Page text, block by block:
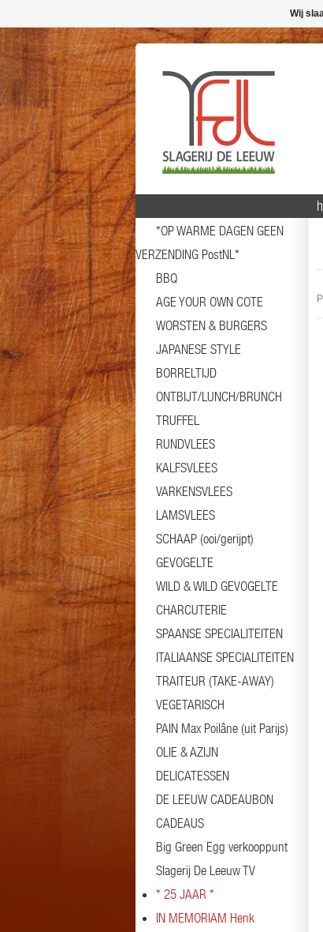
*OP WARME DAGEN GEEN
VERZENDING PostNL*
BBQ
AGE YOUR OWN COTE
WORSTEN & BURGERS
JAPANESE STYLE
BORRELTIJD
ONTBIJT/LUNCH/BRUNCH
TRUFFEL
RUNDVLEES
KALFSVLEES
VARKENSVLEES
LAMSVLEES
SCHAAP (ooi/gerijpt)
GEVOGELTE
WILD & WILD GEVOGELTE
CHARCUTERIE
SPAANSE SPECIALITEITEN
ITALIAANSE SPECIALITEITEN
TRAITEUR (TAKE-AWAY)
VEGETARISCH
PAIN Max Poilâne (uit Parijs)
OLIE & AZIJN
DELICATESSEN
DE LEEUW CADEAUBON
CADEAUS
Big Green Egg verkooppunt
Slagerij De Leeuw TV
* 25 JAAR *
IN MEMORIAM Henk
Wij